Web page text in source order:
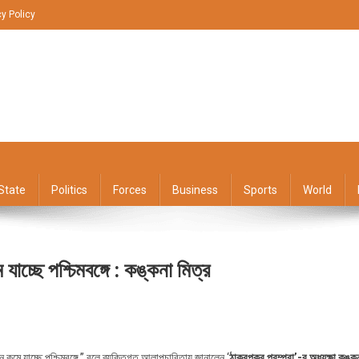
Policy
Politics Forces Business Sports World
যাচ্ছে পশ্চিমবঙ্গে : কঙ্কনা মিত্র